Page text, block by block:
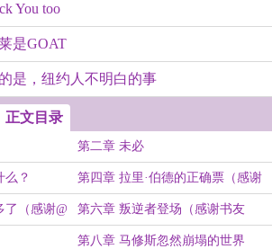
You too
是GOAT
是，纽约人不明白的事
正文目录
第二章 未必
么？ 第四章 拉里·伯德的正确票（感谢
jamesxu-SBZ的盟主赏）
了（感谢@ 第六章 叛逆者登场（感谢书友
20191217210839391的盟主赏）
第八章 马修斯忽然崩塌的世界